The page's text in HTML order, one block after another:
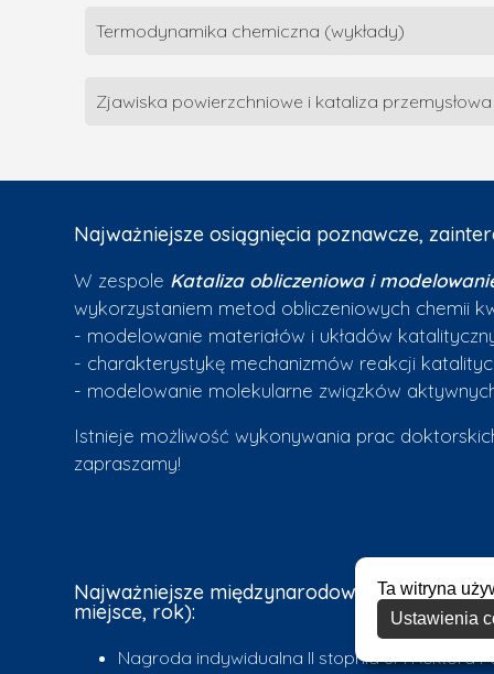
Termodynamika chemiczna (wykłady)
Zjawiska powierzchniowe i kataliza
Najważniejsze osiągnięcia poznawcze,
W zespole Kataliza obliczeniowa i
wykorzystaniem metod obliczeniowych chemii
- modelowanie materiałów i układów
- charakterystykę mechanizmów reakcji
- modelowanie molekularne związków
Istnieje możliwość wykonywania prac
zapraszamy!
Najważniejsze międzynarodowe i krajowe
miejsce, rok):
Nagroda indywidualna II stopnia JM Rektora
Ta witryna
Ustawienia